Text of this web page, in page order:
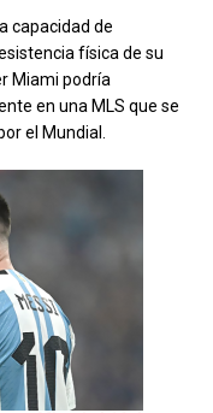
capacidad de
física de su
Miami podría
en una MLS que se
el Mundial.